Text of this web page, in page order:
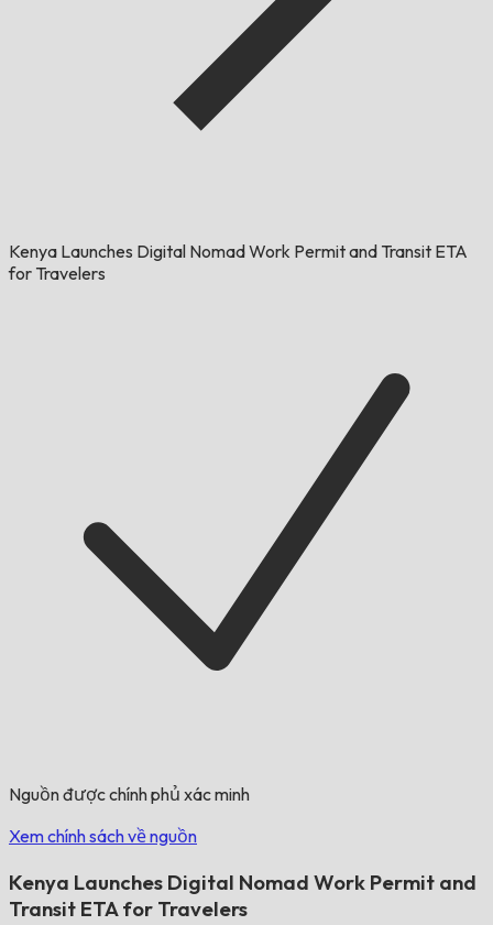
Kenya Launches Digital Nomad Work Permit and Transit ETA
for Travelers
Nguồn được chính phủ xác minh
Xem chính sách về nguồn
Kenya Launches Digital Nomad Work Permit and
Transit ETA for Travelers